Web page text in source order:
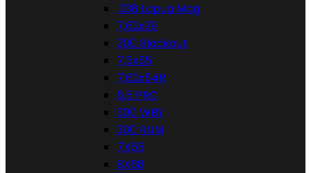
.338 Lapua Mag
7,62x39
300 Blackout
7,5x55
7,62x54R
6.5 PRC
300 WBY
300 RUM
7X65
8X68